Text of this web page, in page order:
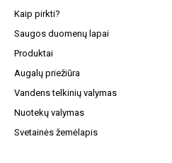
Kaip pirkti?
Saugos duomenų lapai
Produktai
Augalų priežiūra
Vandens telkinių valymas
Nuotekų valymas
Svetainės žemėlapis